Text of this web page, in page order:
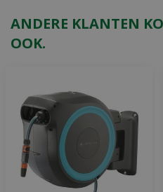
ANDERE KLANTEN
OOK.